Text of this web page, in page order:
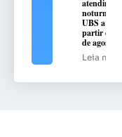
atendimento
noturno na
UBS a
partir de 10
de agosto
Leia mais